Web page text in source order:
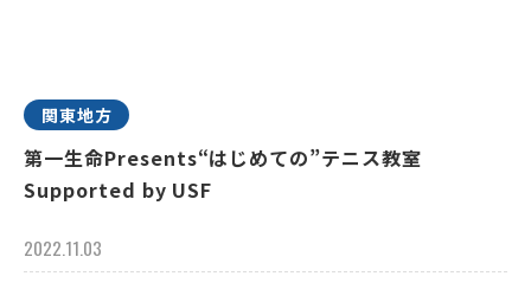
関東地方
第一生命Presents“はじめての”テニス教室
Supported by USF
2022.11.03